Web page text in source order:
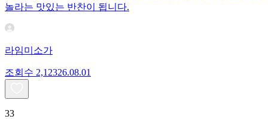
놀라는 맛있는 반찬이 됩니다.
라임미소가
조회수 2,12326.08.01
33